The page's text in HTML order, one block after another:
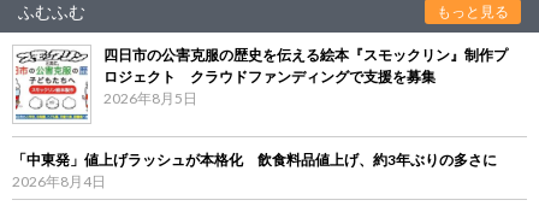
ふむふむ もっと見る
四日市の公害克服の歴史を伝える絵本『スモックリン』制作プ
ロジェクト クラウドファンディングで支援を募集
2026年8月5日
「中東発」値上げラッシュが本格化 飲食料品値上げ、約3年ぶりの多さに
2026年8月4日